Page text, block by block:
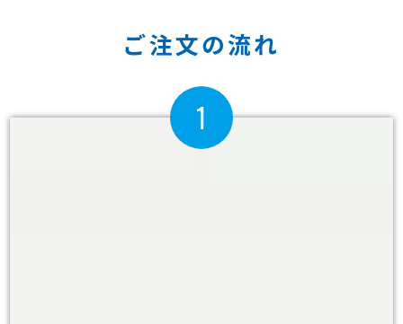
ご注文の流れ
1